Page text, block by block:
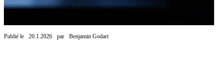
Publié le 20.1.2026 par Benjamin Godart